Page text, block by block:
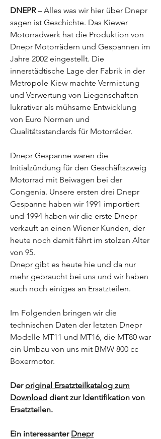
DNEPR– Alles was wir hier über Dnepr
sagen ist Geschichte. Das Kiewer
Motorradwerk hat die Produktion von
Dnepr Motorrädern und Gespannen im
Jahre 2002 eingestellt. Die
innerstädtische Lage der Fabrik in der
Metropole Kiew machte Vermietung
und Verwertung von Liegenschaften
lukrativer als mühsame Entwicklung
von Euro Normen und
Qualitätsstandards für Motorräder.
Dnepr Gespanne waren die
Initialzündung für den Geschäftszweig
Motorrad mit Beiwagen bei der
Congenia. Unsere ersten drei Dnepr
Gespanne haben wir 1991 importiert
und 1994 haben wir die erste Dnepr
verkauft an einen Wiener Kunden, der
heute noch damit fährt im stolzen Alter
von 95.
Dnepr gibt es heute hie und da nur
mehr gebraucht bei uns und wir haben
auch noch einiges an Ersatzteilen.
Im Folgenden bringen wir die
technischen Daten der letzten Dnepr
Modelle MT11 und MT16, die MT80 war
ein Umbau von uns mit BMW 800 cc
Boxermotor.
Deroriginal Ersatzteilkatalog zum
Download dient zur Identifikation von
Ersatzteilen.
Ein interessanter Dnepr